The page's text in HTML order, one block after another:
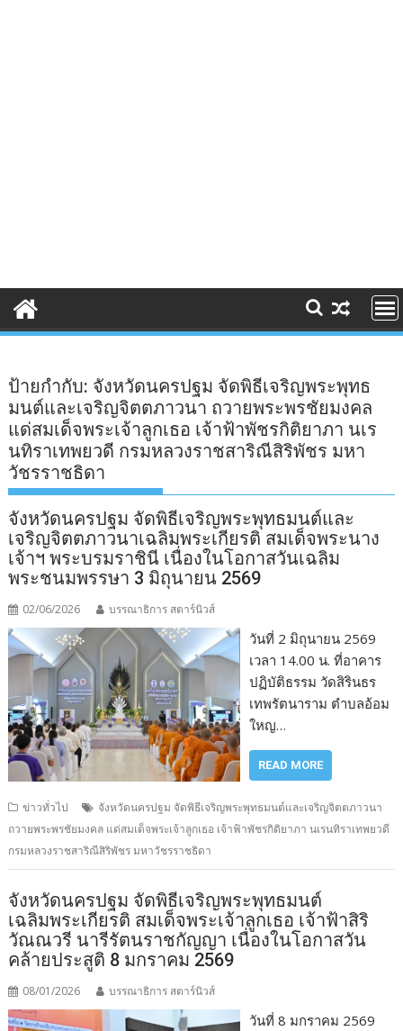
ป้ายกำกับ: จังหวัดนครปฐม จัดพิธีเจริญพระพุทธ
มนต์และเจริญจิตตภาวนา ถวายพระพรชัยมงคล
แด่สมเด็จพระเจ้าลูกเธอ เจ้าฟ้าพัชรกิติยาภา นเร
นทิราเทพยวดี กรมหลวงราชสาริณีสิริพัชร มหา
วัชรราชธิดา
จังหวัดนครปฐม จัดพิธีเจริญพระพุทธมนต์และ
เจริญจิตตภาวนาเฉลิมพระเกียรติ สมเด็จพระนาง
เจ้าฯ พระบรมราชินี เนื่องในโอกาสวันเฉลิม
พระชนมพรรษา 3 มิถุนายน 2569
02/06/2026 บรรณาธิการ สตาร์นิวส์
วันที่ 2 มิถุนายน 2569
เวลา 14.00 น. ที่อาคาร
ปฏิบัติธรรม วัดสิรินธร
เทพรัตนาราม ตำบลอ้อม
ใหญ…
READ MORE
ข่าวทั่วไป
จังหวัดนครปฐม จัดพิธีเจริญพระพุทธมนต์และเจริญจิตตภาวนา
ถวายพระพรชัยมงคล แด่สมเด็จพระเจ้าลูกเธอ เจ้าฟ้าพัชรกิติยาภา นเรนทิราเทพยวดี
กรมหลวงราชสาริณีสิริพัชร มหาวัชรราชธิดา
จังหวัดนครปฐม จัดพิธีเจริญพระพุทธมนต์
เฉลิมพระเกียรติ สมเด็จพระเจ้าลูกเธอ เจ้าฟ้าสิริ
วัณณวรี นารีรัตนราชกัญญา เนื่องในโอกาสวัน
คล้ายประสูติ 8 มกราคม 2569
08/01/2026 บรรณาธิการ สตาร์นิวส์
วันที่ 8 มกราคม 2569